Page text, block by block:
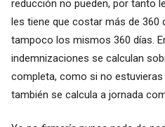
reducción no pueden, por tanto
les tiene que costar más de 360
tampoco los mismos 360 días.
indemnizaciones se calculan
completa, como si no estuvieras
también se calcula a jornada